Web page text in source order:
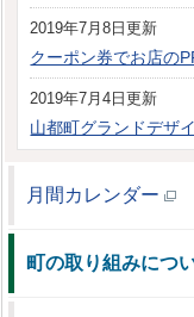
2019年7月8日更新
クーポン券でお店の
2019年7月4日更新
山都町グランドデザ
月間カレンダー
町の取り組みにつ